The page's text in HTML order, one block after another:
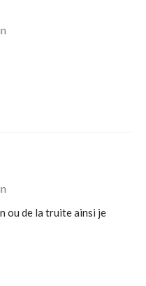
ou de la truite ainsi je